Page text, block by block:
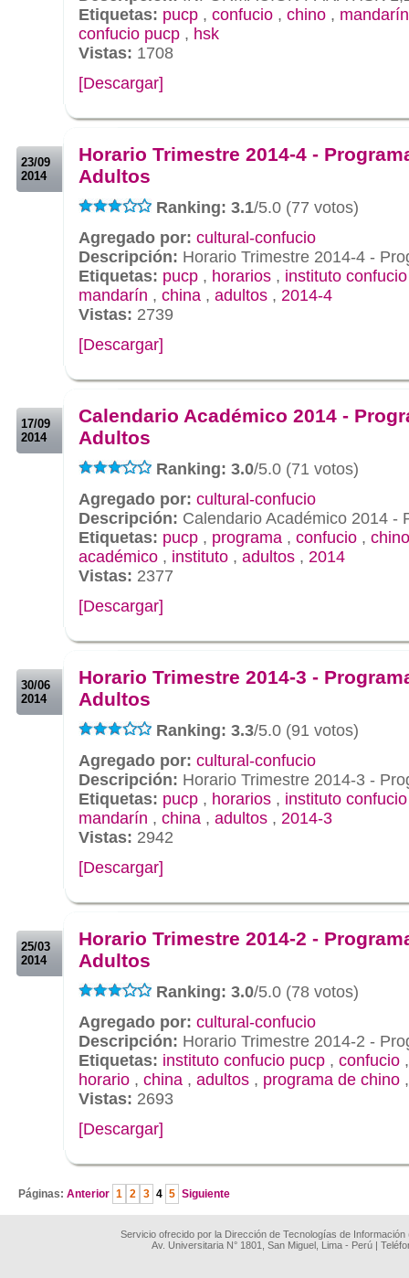
Etiquetas: pucp , confucio , chino , mandarín
confucio pucp , hsk
Vistas: 1708
[Descargar]
23/09
2014
Horario Trimestre 2014-4 -
Adultos
Ranking: 3.1/5.0 (77 votos)
Agregado por: cultural-confucio
Descripción: Horario Trimestre 2014-4 -
Etiquetas: pucp , horarios , instituto
mandarín , china , adultos , 2014-4
Vistas: 2739
[Descargar]
17/09
2014
Calendario Académico 2014 -
Adultos
Ranking: 3.0/5.0 (71 votos)
Agregado por: cultural-confucio
Descripción: Calendario Académico 2014 -
Etiquetas: pucp , programa , confucio , chino
académico , instituto , adultos , 2014
Vistas: 2377
[Descargar]
30/06
2014
Horario Trimestre 2014-3 -
Adultos
Ranking: 3.3/5.0 (91 votos)
Agregado por: cultural-confucio
Descripción: Horario Trimestre 2014-3 -
Etiquetas: pucp , horarios , instituto
mandarín , china , adultos , 2014-3
Vistas: 2942
[Descargar]
25/03
2014
Horario Trimestre 2014-2 -
Adultos
Ranking: 3.0/5.0 (78 votos)
Agregado por: cultural-confucio
Descripción: Horario Trimestre 2014-2 -
Etiquetas: instituto confucio pucp , confucio
horario , china , adultos , programa de chino
Vistas: 2693
[Descargar]
Páginas: Anterior 1 2 3 4 5 Siguiente
Servicio ofrecido por la Dirección de Tecnologías de
Av. Universitaria N° 1801, San Miguel, Lima - Perú |